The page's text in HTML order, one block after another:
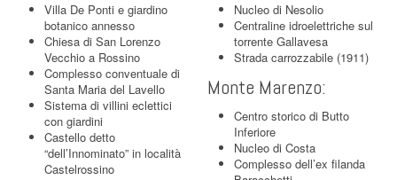
Villa De Ponti e giardino
botanico annesso
Chiesa di San Lorenzo
Vecchio a Rossino
Complesso conventuale di
Santa Maria del Lavello
Sistema di villini eclettici
con giardini
Castello detto
“dell’Innominato” in località
Castelrossino
Nucleo di Nesolio
Centraline idroelettriche sul
torrente Gallavesa
Strada carrozzabile (1911)
Monte Marenzo:
Centro storico di Butto
Inferiore
Nucleo di Costa
Complesso dell’ex filanda